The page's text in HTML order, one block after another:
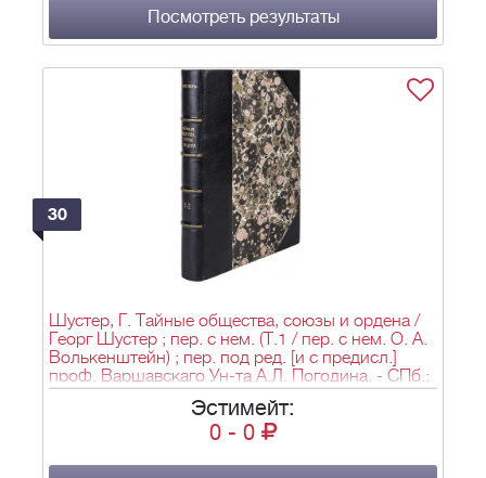
Посмотреть результаты
30
Шустер, Г. Тайные общества, союзы и ордена /
Георг Шустер ; пер. с нем. (Т.1 / пер. с нем. О. А.
Волькенштейн) ; пер. под ред. [и с предисл.]
проф. Варшавскаго Ун-та А.Л. Погодина. - СПб.:
Изд-во О. Н. Поповой, 1905-1907. - Ч.1. - 1905. -
VI, [2], 312 с.; Ч.2. - 1907. - VI, [2], 303 с.;
Эстимейт:
0 - 0